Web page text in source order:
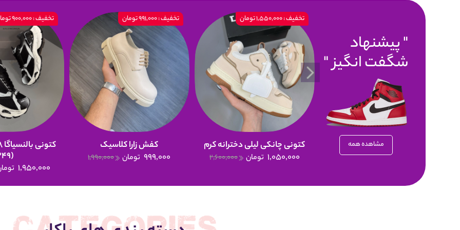
پیشنهاد
شگفت انگیز
مشاهده همه
تخفیف : 1,550,000 تومان
کتونی چانکی لیلی دخترانه کرم
1,050,000 تومان 2,600,000
تخفیف : 991,000 تومان
کفش زارا کلاسیک
999,000 تومان 1,990,000
تخفیف : 900,000 تومان
(249)
1,950,000